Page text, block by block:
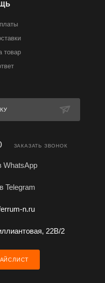
товар
ЗАКАЗАТЬ ЗВОНОК
WhatsApp
Telegram
n.ru
22В/2